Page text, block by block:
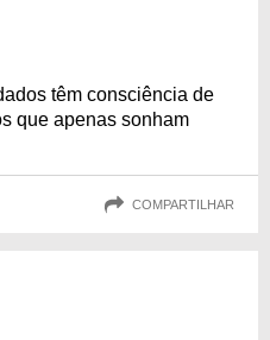
têm consciência de
que apenas sonham
COMPARTILHAR